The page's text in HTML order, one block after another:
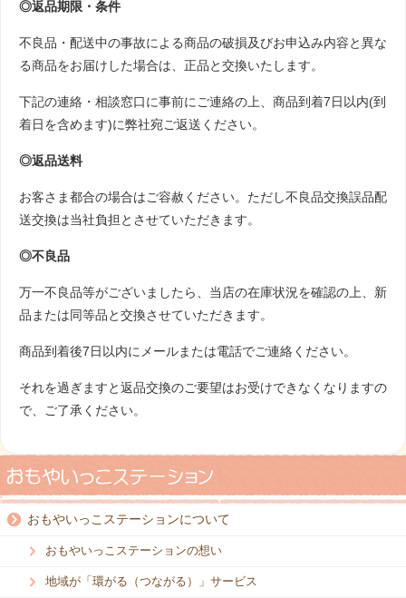
◎返品期限・条件
不良品・配送中の事故による商品の破損及びお申込み内容と異な
る商品をお届けした場合は、正品と交換いたします。
下記の連絡・相談窓口に事前にご連絡の上、商品到着7日以内(到
着日を含めます)に弊社宛ご返送ください。
◎返品送料
お客さま都合の場合はご容赦ください。ただし不良品交換誤品配
送交換は当社負担とさせていただきます。
◎不良品
万一不良品等がございましたら、当店の在庫状況を確認の上、新
品または同等品と交換させていただきます。
商品到着後7日以内にメールまたは電話でご連絡ください。
それを過ぎますと返品交換のご要望はお受けできなくなりますの
で、ご了承ください。
おもやいっこステーションについて
おもやいっこステーションの想い
地域が「環がる（つながる）」サービス